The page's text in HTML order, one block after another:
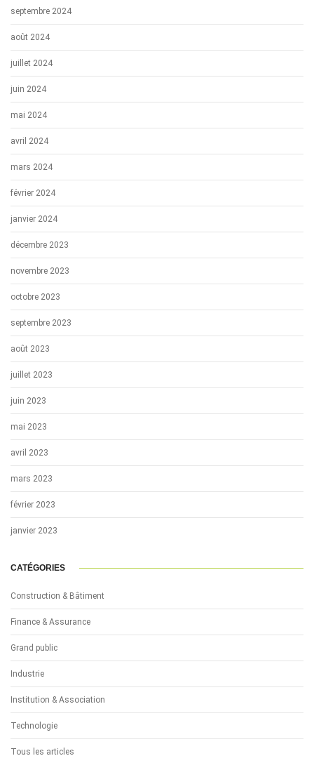
septembre 2024
août 2024
juillet 2024
juin 2024
mai 2024
avril 2024
mars 2024
février 2024
janvier 2024
décembre 2023
novembre 2023
octobre 2023
septembre 2023
août 2023
juillet 2023
juin 2023
mai 2023
avril 2023
mars 2023
février 2023
janvier 2023
CATÉGORIES
Construction & Bâtiment
Finance & Assurance
Grand public
Industrie
Institution & Association
Technologie
Tous les articles